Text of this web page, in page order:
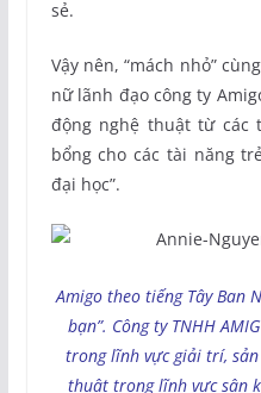
sẻ.
Vậy nên, “mách nhỏ”
nữ lãnh đạo công ty
động nghệ thuật từ các
bổng cho các tài năng
đại học”.
Amigo theo tiếng Tây Ban
bạn”. Công ty TNHH
trong lĩnh vực giải trí,
thuật trong lĩnh vực sân